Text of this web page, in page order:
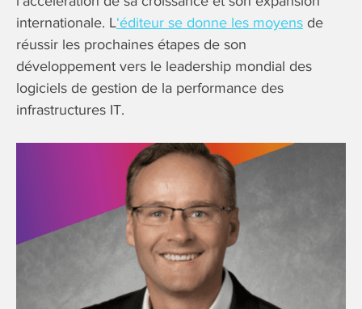
internationale. L‘éditeur se donne les moyens de
réussir les prochaines étapes de son
développement vers le leadership mondial des
logiciels de gestion de la performance des
infrastructures IT.